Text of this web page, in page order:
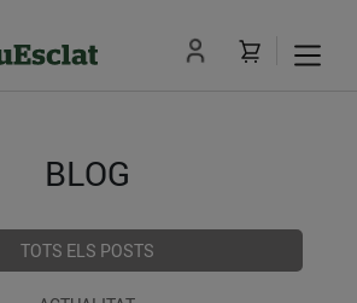
BLOG
TOTS ELS POSTS